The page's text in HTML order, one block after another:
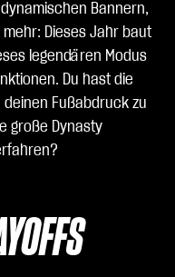
Bannern,
mehr: Dieses Jahr baut
legendären Modus
Du hast die
deinen Fußabdruck zu
große Dynasty